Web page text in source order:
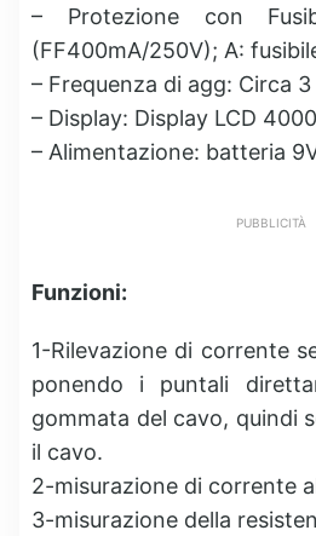
– Protezione con
(FF400mA/250V); A:
– Frequenza di agg: Circa
– Display: Display LCD
– Alimentazione: batteria
PUBBLICITÀ
Funzioni:
1-Rilevazione di corrente
ponendo i puntali
gommata del cavo, quindi
il cavo.
2-misurazione di corrente
3-misurazione della